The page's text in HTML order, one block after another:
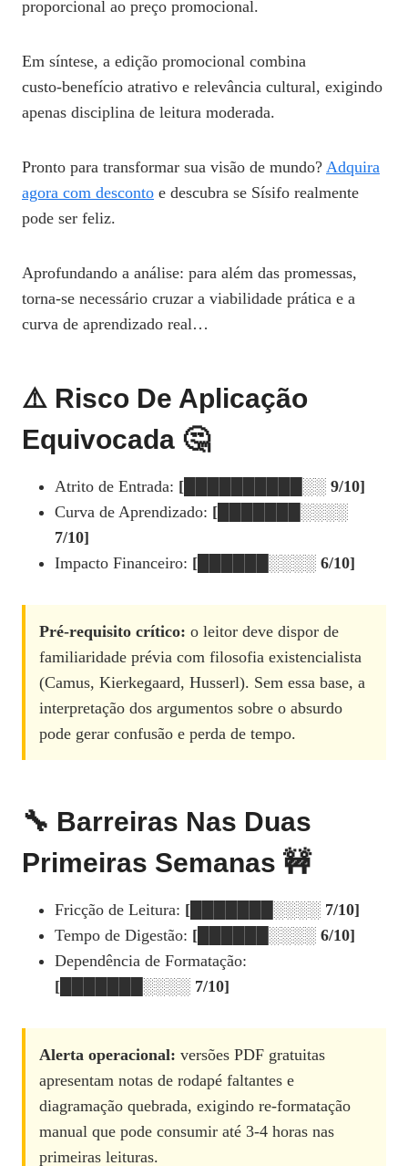
proporcional ao preço promocional.
Em síntese, a edição promocional combina
custo‑benefício atrativo e relevância cultural, exigindo
apenas disciplina de leitura moderada.
Pronto para transformar sua visão de mundo? Adquira
agora com desconto e descubra se Sísifo realmente
pode ser feliz.
Aprofundando a análise: para além das promessas,
torna-se necessário cruzar a viabilidade prática e a
curva de aprendizado real…
⚠️ Risco De Aplicação
Equivocada 🤔
Atrito de Entrada: [██████████░░ 9/10]
Curva de Aprendizado: [███████░░░░
7/10]
Impacto Financeiro: [██████░░░░ 6/10]
Pré‑requisito crítico: o leitor deve dispor de
familiaridade prévia com filosofia existencialista
(Camus, Kierkegaard, Husserl). Sem essa base, a
interpretação dos argumentos sobre o absurdo
pode gerar confusão e perda de tempo.
🔧 Barreiras Nas Duas
Primeiras Semanas 🚧
Fricção de Leitura: [███████░░░░ 7/10]
Tempo de Digestão: [██████░░░░ 6/10]
Dependência de Formatação:
[███████░░░░ 7/10]
Alerta operacional: versões PDF gratuitas
apresentam notas de rodapé faltantes e
diagramação quebrada, exigindo re‑formatação
manual que pode consumir até 3‑4 horas nas
primeiras leituras.